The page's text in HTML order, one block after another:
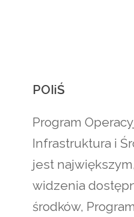
POIiŚ
Program
Infrastruktura i
jest
widzenia
środków,